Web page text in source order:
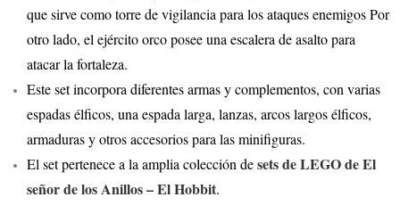
que sirve como torre de vigilancia para los ataques enemigos Por
otro lado, el ejército orco posee una escalera de asalto para
atacar la fortaleza.
Este set incorpora diferentes armas y complementos, con varias
espadas élficos, una espada larga, lanzas, arcos largos élficos,
armaduras y otros accesorios para las minifiguras.
El set pertenece a la amplia colección desets de LEGO de El
señor de los Anillos – El Hobbit.